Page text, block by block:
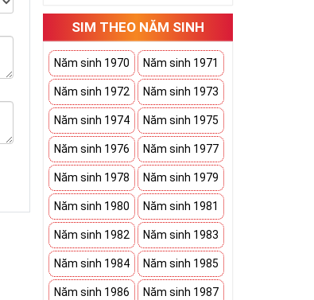
SIM THEO NĂM SINH
Năm sinh 1970 Năm sinh 1971
Năm sinh 1972 Năm sinh 1973
Năm sinh 1974 Năm sinh 1975
Năm sinh 1976 Năm sinh 1977
Năm sinh 1978 Năm sinh 1979
Năm sinh 1980 Năm sinh 1981
Năm sinh 1982 Năm sinh 1983
Năm sinh 1984 Năm sinh 1985
Năm sinh 1986 Năm sinh 1987